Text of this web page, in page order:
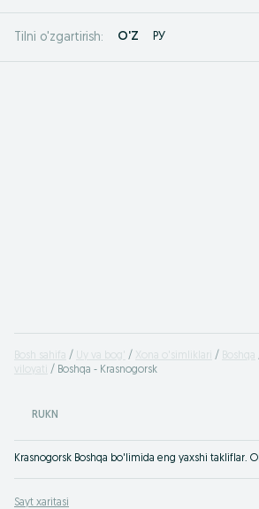
Tilni o'zgartirish: O'Z РУ
Bosh sahifa Uy va bog' Xona o'simliklari Boshqa
viloyati
Boshqa - Krasnogorsk
RUKN
Sayt xaritasi